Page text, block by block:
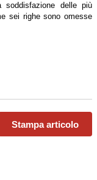
delle più
sei righe sono omesse
Stampa articolo